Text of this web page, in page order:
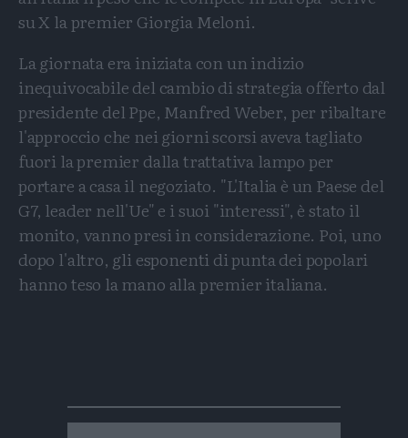
su X la premier Giorgia Meloni.
La giornata era iniziata con un indizio
inequivocabile del cambio di strategia offerto dal
presidente del Ppe, Manfred Weber, per ribaltare
l'approccio che nei giorni scorsi aveva tagliato
fuori la premier dalla trattativa lampo per
portare a casa il negoziato. "L'Italia è un Paese del
G7, leader nell'Ue" e i suoi "interessi", è stato il
monito, vanno presi in considerazione. Poi, uno
dopo l'altro, gli esponenti di punta dei popolari
hanno teso la mano alla premier italiana.